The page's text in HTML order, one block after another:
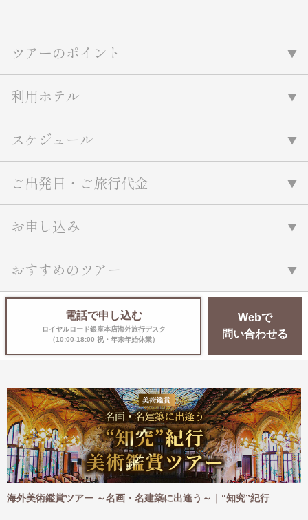
専任ガイド・講師同行の旅
ラ・プルミエール（エールフランス
航空）
ツアーのポイント
利用ホテル
スケジュール
ご出発日・ご旅行代金
お申し込み
おすすめのツアー
電話で申し込む
ロイヤルロード銀座本店海外旅行デスク
（10:00-18:00 祝・年末年始休業）
Webで
問い合わせる
う～｜“知究”紀行
海外ハイキングツアー ～憧れの地を一歩